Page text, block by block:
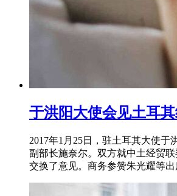
于洪阳大使会见土耳
2017年1月25日，驻土耳其大使于
副部长施奈尔。双方就中土经贸
交换了意见。商务参赞朱光耀等出